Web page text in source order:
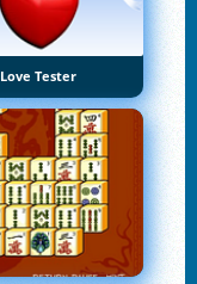
Love Tester